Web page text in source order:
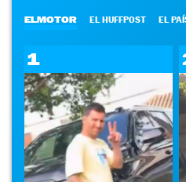
ELMOTOR EL HUFFPOST EL
1